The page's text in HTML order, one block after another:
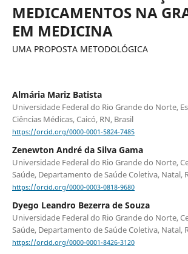
MEDICAMENTOS NA
EM MEDICINA
UMA PROPOSTA METODOLÓGICA
Almária Mariz Batista
Universidade Federal do Rio Grande do Norte,
Ciências Médicas, Caicó, RN, Brasil
https://orcid.org/0000-0001-5824-7485
Zenewton André da Silva Gama
Universidade Federal do Rio Grande do Norte,
Saúde, Departamento de Saúde Coletiva, Natal,
https://orcid.org/0000-0003-0818-9680
Dyego Leandro Bezerra de Souza
Universidade Federal do Rio Grande do Norte,
Saúde, Departamento de Saúde Coletiva, Natal,
https://orcid.org/0000-0001-8426-3120